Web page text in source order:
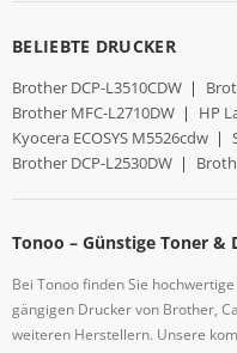
BELIEBTE DRUCKER
Brother DCP-L3510CDW |
Brother MFC-L2710DW | HP
Kyocera ECOSYS M5526cdw |
Brother DCP-L2530DW |
Tonoo – Günstige Toner
Bei Tonoo finden Sie
gängigen Drucker von Brother,
weiteren Herstellern. Unsere